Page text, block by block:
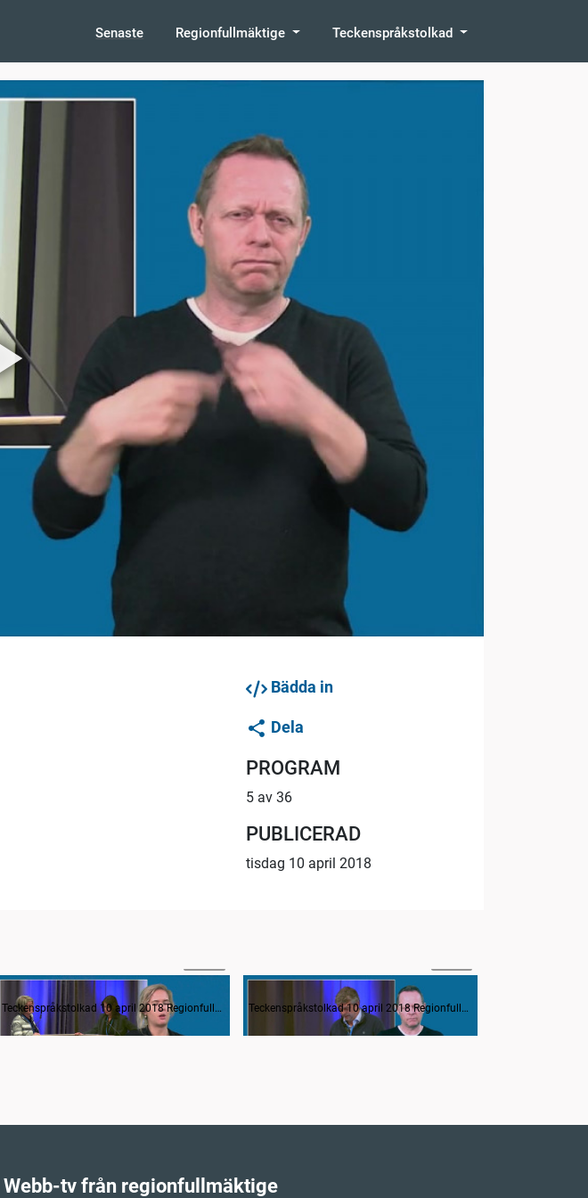
Senaste Regionfullmäktige Teckenspråkstolkad
Bädda in
Dela
PROGRAM
5 av 36
PUBLICERAD
tisdag 10 april 2018
Frågestund
Teckenspråkstolkad 10 april 2018 Regionfullmäktige Teckenspråkstolkad 10 april 2018 Regionfullmäktige
Webb-tv från regionfullmäktige